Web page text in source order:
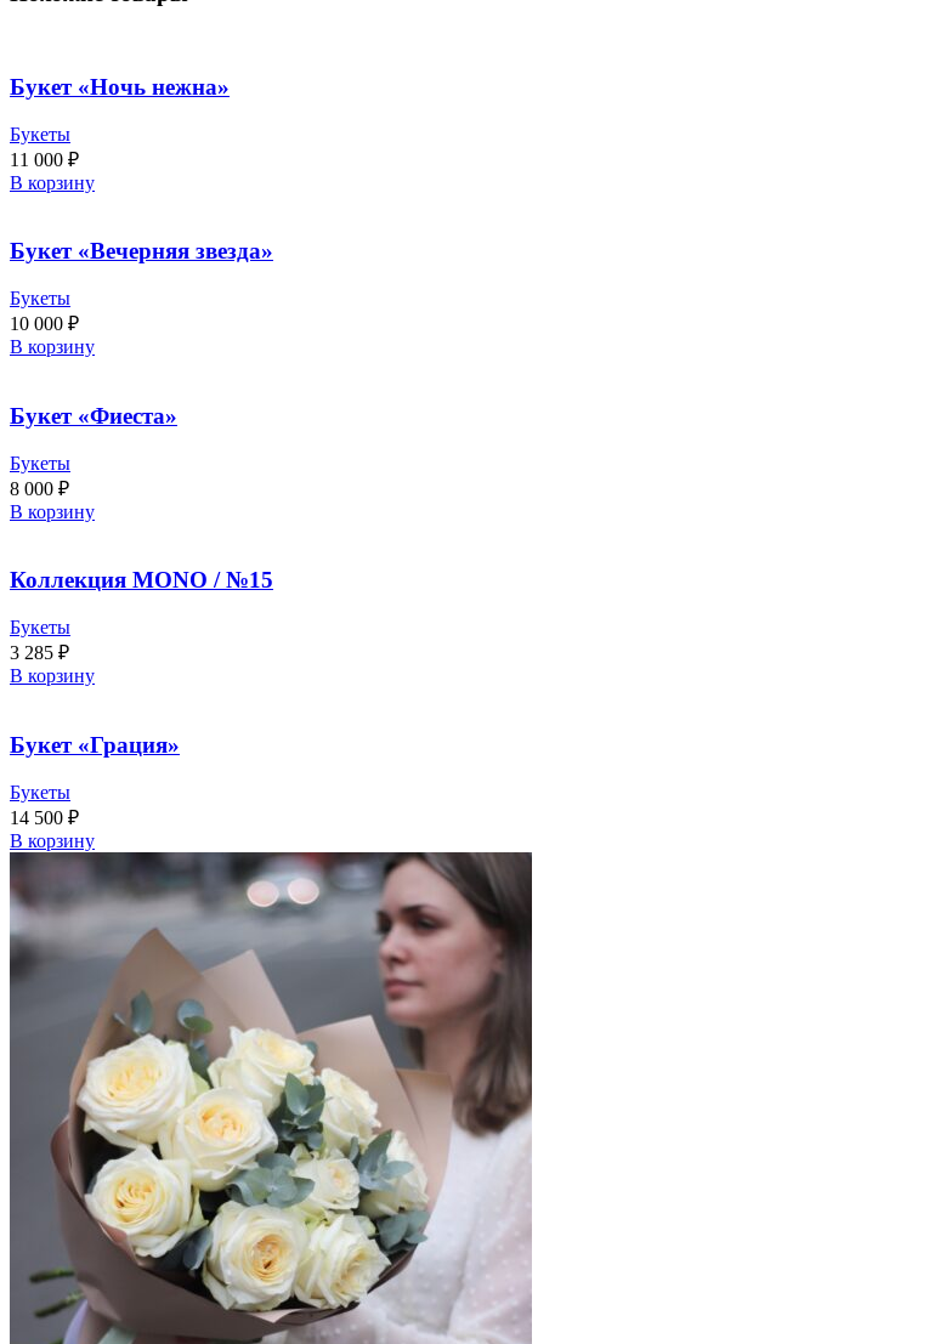
Букет «Ночь нежна»
Букеты
11 000 ₽
В корзину
Букет «Вечерняя звезда»
Букеты
10 000 ₽
В корзину
Букет «Фиеста»
Букеты
8 000 ₽
В корзину
Коллекция MONO / №15
Букеты
3 285 ₽
В корзину
Букет «Грация»
Букеты
14 500 ₽
В корзину